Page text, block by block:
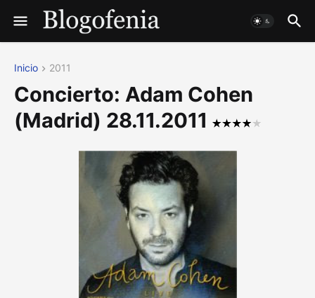
Inicio 2011
Concierto: Adam Cohen
(Madrid) 28.11.2011